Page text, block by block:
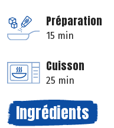
Préparation
15 min
Cuisson
25 min
Ingrédients